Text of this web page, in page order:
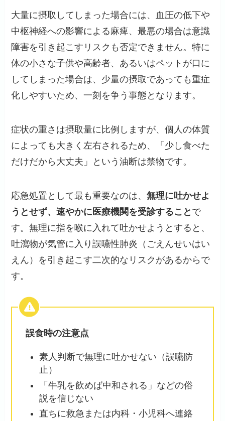
大量に摂取してしまった場合には、血圧の低下や
中枢神経への影響による麻痺、最悪の場合は意識
障害を引き起こすリスクも否定できません。特に
体の小さな子供や高齢者、あるいはペットが口に
してしまった場合は、少量の摂取であっても重症
化しやすいため、一刻を争う事態となります。
症状の重さは摂取量に比例しますが、個人の体質
によっても大きく左右されるため、「少し食べた
だけだから大丈夫」という油断は禁物です。
応急処置として最も重要なのは、無理に吐かせよ
うとせず、速やかに医療機関を受診すること で
す。無理に指を喉に入れて吐かせようとすると、
吐瀉物が気管に入り誤嚥性肺炎（ごえんせいはい
えん）を引き起こす二次的なリスクがあるからで
す。
誤食時の注意点
素人判断で無理に吐かせない（誤嚥防
止）
「牛乳を飲めば中和される」などの俗
説を信じない
直ちに救急または内科・小児科へ連絡